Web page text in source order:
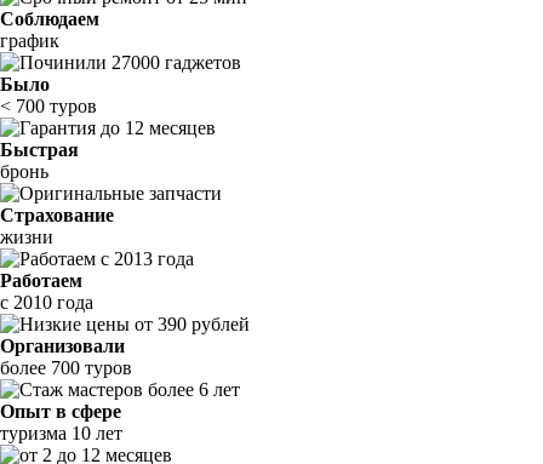
Соблюдаем
график
Было
< 700 туров
Быстрая
бронь
Страхование
жизни
Работаем
с 2010 года
Организовали
более 700 туров
Опыт в сфере
туризма 10 лет